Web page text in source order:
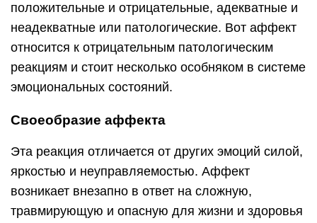
положительные и отрицательные, адекватные и
неадекватные или патологические. Вот аффект
относится к отрицательным патологическим
реакциям и стоит несколько особняком в системе
эмоциональных состояний.
Своеобразие аффекта
Эта реакция отличается от других эмоций силой,
яркостью и неуправляемостью. Аффект
возникает внезапно в ответ на сложную,
травмирующую и опасную для жизни и здоровья